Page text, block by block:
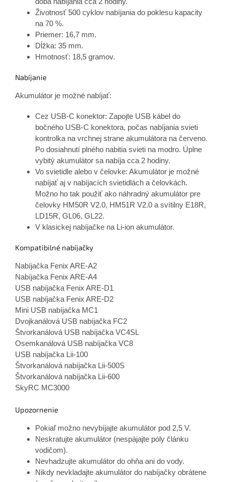
Životnosť 500 cyklov nabíjania do poklesu kapacity
na 70 %.
Priemer: 16,7 mm.
Dĺžka: 35 mm.
Hmotnosť: 18,5 gramov.
Nabíjanie
Akumulátor je možné nabíjať:
Cez USB-C konektor: Zapojte USB kábel do
bočného USB-C konektora, počas nabíjania svieti
kontrolka na vrchnej strane akumulátora na červeno.
Po dosiahnutí plného nabitia svieti na modro. Úplne
vybitý akumulátor sa nabíja cca 2 hodiny.
Vo svietidle alebo v čelovke: Akumulátor je možné
nabíjať aj v nabíjacích svietidlách a čelovkách.
Možno ho tak použiť ako náhradný akumulátor pre
čelovky HM50R V2.0, HM51R V2.0 a svítilny E18R,
LD15R, GL06, GL22.
V klasickej nabíjačke na Li-ion akumulátor.
Kompatibilné nabíjačky
Nabíjačka Fenix ARE-A2
Nabíjačka Fenix ARE-A4
USB nabíjačka Fenix ARE-D1
USB nabíjačka Fenix ARE-D2
Mini USB nabíjačka MC1
Dvojkanálová USB nabíjačka FC2
Štvorkanálová USB nabíjačka VC4SL
Osemkanálová USB nabíjačka VC8
USB nabíjačka Lii-100
Štvorkanálová nabíjačka Lii-500S
Štvorkanálová nabíjačka Lii-600
SkyRC MC3000
Upozornenie
Pokiaľ možno nevybíjajte akumulátor pod 2,5 V.
Neskratujte akumulátor (nespájajte póly článku
vodičom).
Nevhadzujte akumulátor do ohňa ani do vody.
Nikdy nevkladajte akumulátor do nabíjačky obrátene